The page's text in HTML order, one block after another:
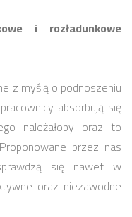
i rozładunkowe
z myślą o podnoszeniu
absorbują się
należałoby oraz to
przez nas
się nawet w
oraz niezawodne